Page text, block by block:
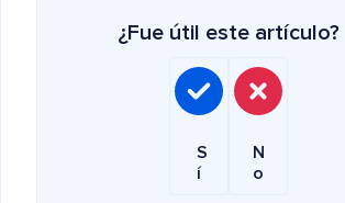
¿Fue útil este artículo?
S
í
N
o